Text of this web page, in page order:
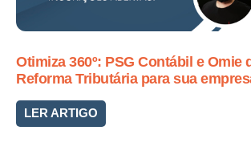
Otimiza 360º: PSG Contábil e Omie
Reforma Tributária para sua
LER ARTIGO